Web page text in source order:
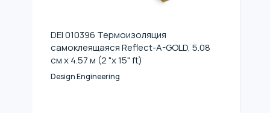
DEI 010396 Термоизоляция
самоклеящаяся Reflect-A-GOLD, 5.08
см x 4.57 м (2 "x 15" ft)
Design Engineering